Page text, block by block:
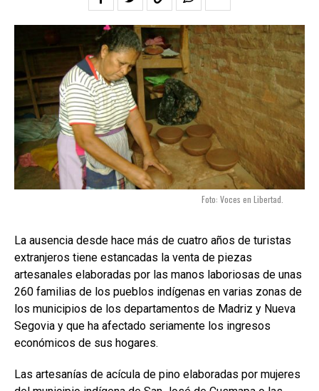
Foto: Voces en Libertad.
La ausencia desde hace más de cuatro años de turistas
extranjeros tiene estancadas la venta de piezas
artesanales elaboradas por las manos laboriosas de unas
260 familias de los pueblos indígenas en varias zonas de
los municipios de los departamentos de Madriz y Nueva
Segovia y que ha afectado seriamente los ingresos
económicos de sus hogares.
Las artesanías de acícula de pino elaboradas por mujeres